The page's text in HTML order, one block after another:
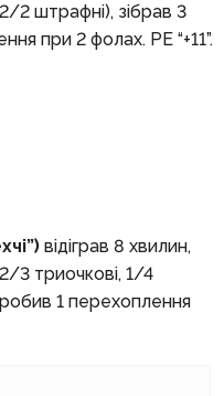
2 штрафні), зібрав 3
при 2 фолах. РЕ “+11”.
відіграв 8 хвилин,
3 триочкові, 1/4
1 перехоплення